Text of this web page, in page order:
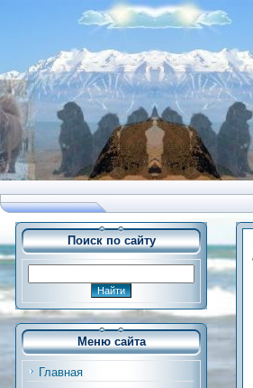
Поиск по сайту
Меню сайта
Главная